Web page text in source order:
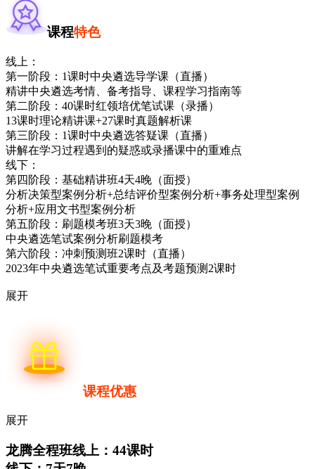
课程特色
线上：
第一阶段：1课时中央遴选导学课（直播）
精讲中央遴选考情、备考指导、课程学习指南等
第二阶段：40课时红领培优笔试课（录播）
13课时理论精讲课+27课时真题解析课
第三阶段：1课时中央遴选答疑课（直播）
讲解在学习过程遇到的疑惑或录播课中的重难点
线下：
第四阶段：基础精讲班4天4晚（面授）
分析决策型案例分析+总结评价型案例分析+事务处理型案例
分析+应用文书型案例分析
第五阶段：刷题模考班3天3晚（面授）
中央遴选笔试案例分析刷题模考
第六阶段：冲刺预测班2课时（直播）
2023年中央遴选笔试重要考点及考题预测2课时
展开
课程优惠
展开
龙腾全程班线上：44课时